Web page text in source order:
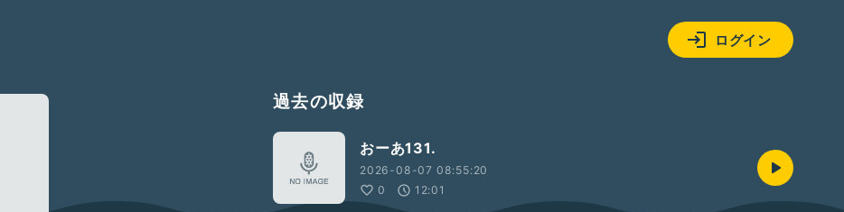
ログイン
過去の収録
おーあ131.
2026-08-07 08:55:20
0
12:01